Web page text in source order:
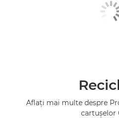
Aflaţi mai multe despre
cartuşelor